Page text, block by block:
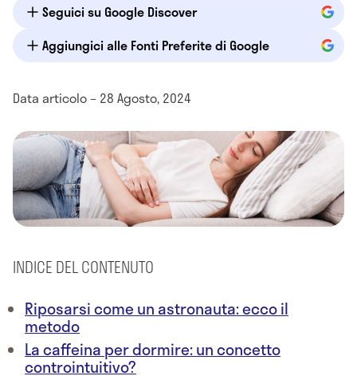
Seguici su Google Discover
Aggiungici alle Fonti Preferite di Google
Data articolo – 28 Agosto, 2024
INDICE DEL CONTENUTO
Riposarsi come un astronauta: ecco il
metodo
La caffeina per dormire: un concetto
controintuitivo?